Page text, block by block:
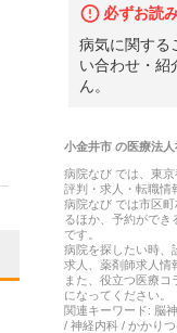
必ずお読
病気に関する
い合わせ・紹
ん。
小金井市の医療法
病院なび では、 東京
評判・求人・転職情
病院なび では市区
るほか、予約ができ
です。
病院を探したい時、
求人、薬剤師求人情
また、役立つ医療コ
になってください。
関連キーワード: 脳
/ 神経内科 / かかりつ